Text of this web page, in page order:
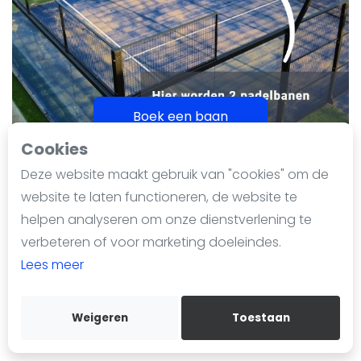
Cookies
Deze website maakt gebruik van "cookies" om de
website te laten functioneren, de website te
helpen analyseren om onze dienstverlening te
verbeteren of voor marketing doeleindes.
Lees meer
Weigeren Toestaan
Nieuws
Blog artikelen
Vragen over padel
Padelgear
Overige
Informatie
Over ons
Contact
Adverteren
Insights
WhatsApp
Join WhatsApp Community
Boek een baan
Zundertse T.V.
Laatst geüpdate op 1 april 2025
758 keer bekeken sinds 4 maart 2024
Wildertsedijk 22c